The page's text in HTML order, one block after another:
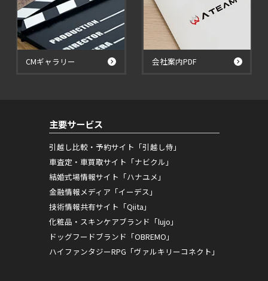
CMギャラリー 会社案内PDF
主要サービス
引越し比較・予約サイト「引越し侍」
車査定・車買取サイト「ナビクル」
結婚式場情報サイト「ハナユメ」
金融情報メディア「イーデス」
技術情報共有サイト「Qiita」
化粧品・スキンケアブランド「lujo」
ドッグフードブランド「OBREMO」
ハイファンタジーRPG「ヴァルキリーコネクト」